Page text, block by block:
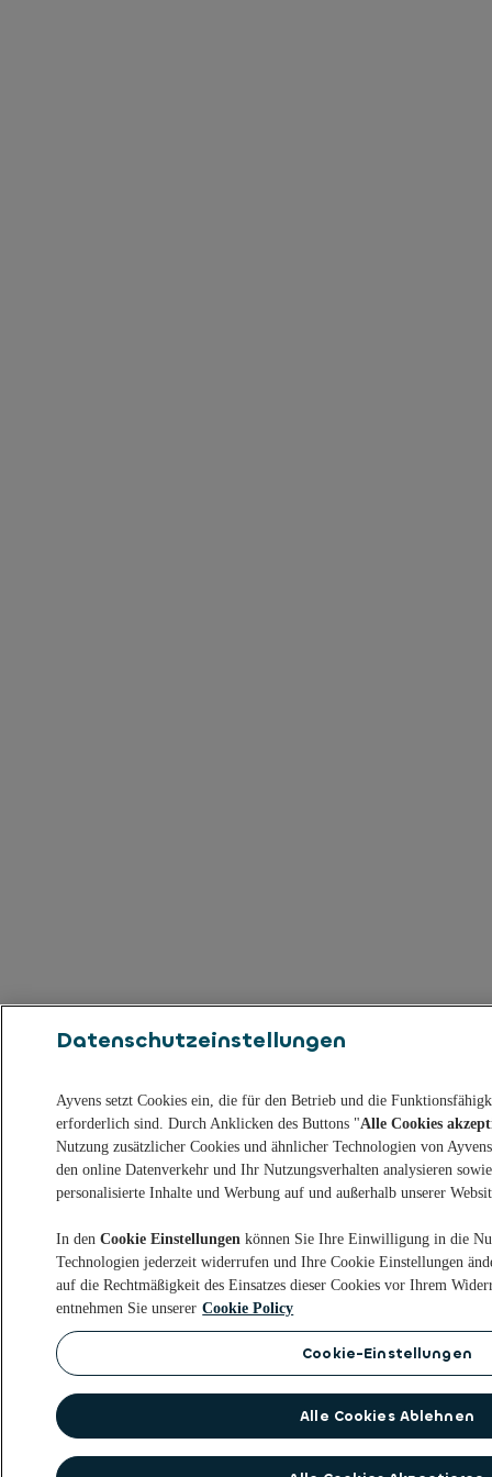
Datenschutzeinstellungen
Ayvens setzt Cookies ein, die für den Betrieb und die
erforderlich sind. Durch Anklicken des Buttons "Alle Cookies
Nutzung zusätzlicher Cookies und ähnlicher Technologien von
den online Datenverkehr und Ihr Nutzungsverhalten analysieren
personalisierte Inhalte und Werbung auf und außerhalb unserer
In denCookie Einstellungen können Sie Ihre Einwilligung in die
Technologien jederzeit widerrufen und Ihre Cookie Einstellungen
auf die Rechtmäßigkeit des Einsatzes dieser Cookies vor Ihrem
entnehmen Sie unserer Cookie Policy
Cookie-Einstellungen
Alle Cookies Ablehnen